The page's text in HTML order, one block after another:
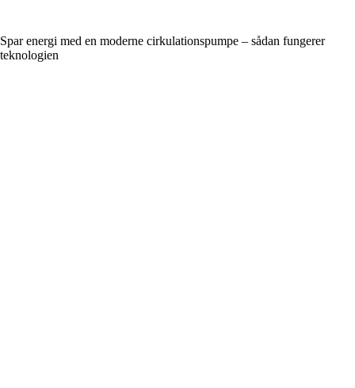
Spar energi med en moderne cirkulationspumpe – sådan fungerer
teknologien